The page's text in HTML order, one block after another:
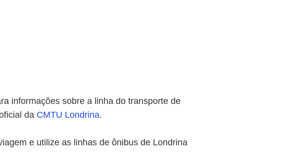
informações sobre a linha do transporte de
da CMTU Londrina.
e utilize as linhas de ônibus de Londrina